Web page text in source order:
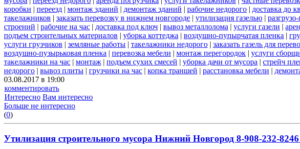
коробки | переезд | монтаж зданий | демонтаж зданий | рабочие недорого | доставка до
такелажников | заказать перевозку в нижнем новгороде | утилизация газелью |
строений | рабочие на час | доставка под ключ | вывоз металлолома | услуги газели |
подъем строительных материалов | уборка коттеджа | воздушно-пупырчатая пленка |
услуги грузчиков | земляные работы | такелажники недорого | заказать газель для
воздушно-пузырьковая пленка | перевозка мебели | монтаж перегородок | услуги
такелажники на час | монтаж | подъем сухих смесей | уборка дачи от мусора | стрейч
недорого | вывоз плиты | грузчики на час | копка траншей | расстановка мебели |
03.08.2017 в 19:00
комментировать
Интересно Вам интересно
Больше не интересно
(0)
Утилизация строительного мусора Нижний Новгород 8-908-232-